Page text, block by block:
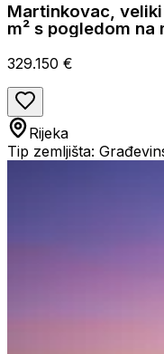
Martinkovac,
m² s pogledom na
329.150 €
Rijeka
Tip zemljišta: